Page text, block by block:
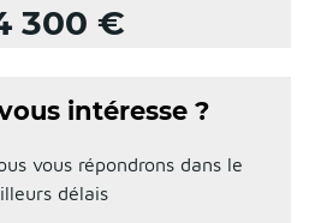
300 €
intéresse ?
vous répondrons dans le
délais